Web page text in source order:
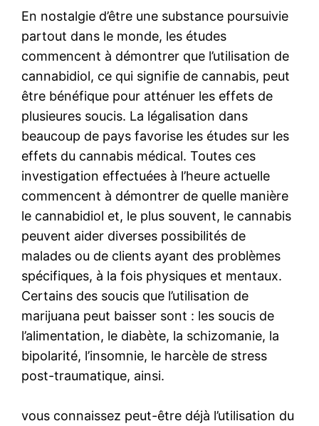
En nostalgie d’être une substance poursuivie
partout dans le monde, les études
commencent à démontrer que l’utilisation de
cannabidiol, ce qui signifie de cannabis, peut
être bénéfique pour atténuer les effets de
plusieures soucis. La légalisation dans
beaucoup de pays favorise les études sur les
effets du cannabis médical. Toutes ces
investigation effectuées à l’heure actuelle
commencent à démontrer de quelle manière
le cannabidiol et, le plus souvent, le cannabis
peuvent aider diverses possibilités de
malades ou de clients ayant des problèmes
spécifiques, à la fois physiques et mentaux.
Certains des soucis que l’utilisation de
marijuana peut baisser sont : les soucis de
l’alimentation, le diabète, la schizomanie, la
bipolarité, l’insomnie, le harcèle de stress
post-traumatique, ainsi.
vous connaissez peut-être déjà l’utilisation du